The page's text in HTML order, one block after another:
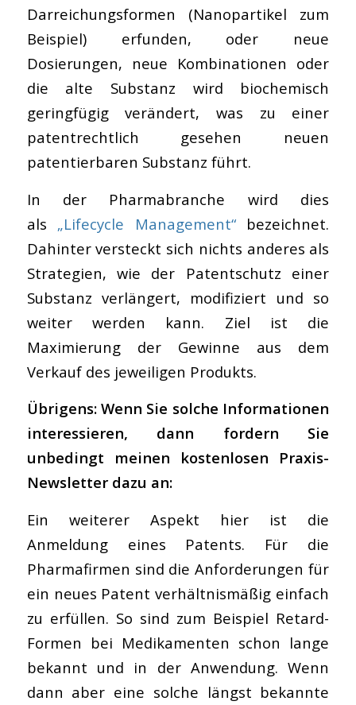
Darreichungsformen (Nanopartikel zum
Beispiel) erfunden, oder neue
Dosierungen, neue Kombinationen oder
die alte Substanz wird biochemisch
geringfügig verändert, was zu einer
patentrechtlich gesehen neuen
patentierbaren Substanz führt.
In der Pharmabranche wird dies
als „Lifecycle Management“bezeichnet.
Dahinter versteckt sich nichts anderes als
Strategien, wie der Patentschutz einer
Substanz verlängert, modifiziert und so
weiter werden kann. Ziel ist die
Maximierung der Gewinne aus dem
Verkauf des jeweiligen Produkts.
Übrigens: Wenn Sie solche Informationen
interessieren, dann fordern Sie
unbedingt meinen kostenlosen Praxis-
Newsletter dazu an:
Ein weiterer Aspekt hier ist die
Anmeldung eines Patents. Für die
Pharmafirmen sind die Anforderungen für
ein neues Patent verhältnismäßig einfach
zu erfüllen. So sind zum Beispiel Retard-
Formen bei Medikamenten schon lange
bekannt und in der Anwendung. Wenn
dann aber eine solche längst bekannte